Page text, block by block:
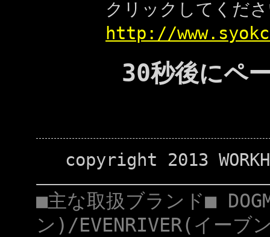
クリックしてくだ
http://
30秒後にペ
copyright 2013
■主な取扱ブランド■
ン)/EVENRIVER(イーブ